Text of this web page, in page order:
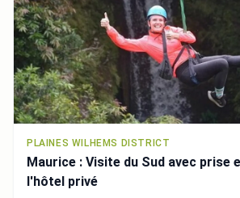
PLAINES WILHEMS DISTRICT
Maurice : Visite du Sud avec prise
l'hôtel privé